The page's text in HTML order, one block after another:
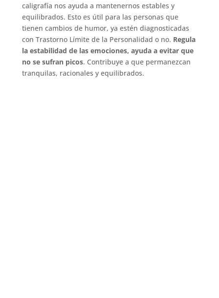
caligrafía nos ayuda a mantenernos estables y
equilibrados. Esto es útil para las personas que
tienen cambios de humor, ya estén diagnosticadas
con Trastorno Límite de la Personalidad o no. Regula
la estabilidad de las emociones, ayuda a evitar que
no se sufran picos. Contribuye a que permanezcan
tranquilas, racionales y equilibrados.